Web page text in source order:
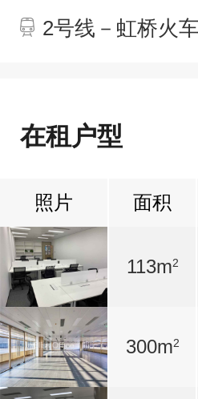
2号线－虹桥火
在租户型
照片 面积
113m2
300m2